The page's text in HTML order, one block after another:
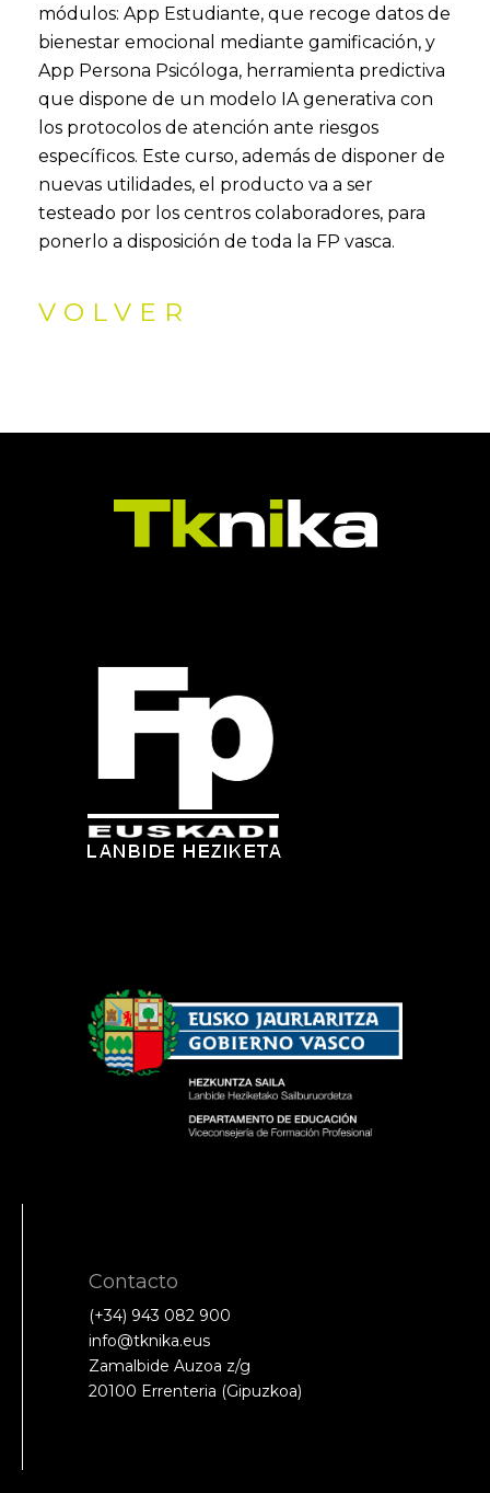
módulos: App Estudiante, que recoge datos de
bienestar emocional mediante gamificación, y
App Persona Psicóloga, herramienta predictiva
que dispone de un modelo IA generativa con
los protocolos de atención ante riesgos
específicos. Este curso, además de disponer de
nuevas utilidades, el producto va a ser
testeado por los centros colaboradores, para
ponerlo a disposición de toda la FP vasca.
VOLVER
Contacto
(+34) 943 082 900
info@tknika.eus
Zamalbide Auzoa z/g
20100 Errenteria (Gipuzkoa)